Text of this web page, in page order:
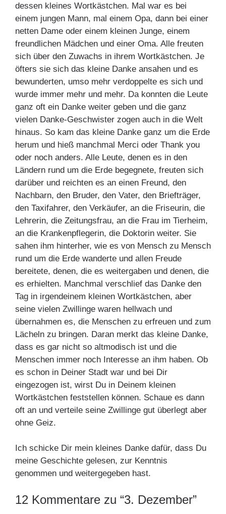
dessen kleines Wortkästchen. Mal war es bei
einem jungen Mann, mal einem Opa, dann bei einer
netten Dame oder einem kleinen Junge, einem
freundlichen Mädchen und einer Oma. Alle freuten
sich über den Zuwachs in ihrem Wortkästchen. Je
öfters sie sich das kleine Danke ansahen und es
bewunderten, umso mehr verdoppelte es sich und
wurde immer mehr und mehr. Da konnten die Leute
ganz oft ein Danke weiter geben und die ganz
vielen Danke-Geschwister zogen auch in die Welt
hinaus. So kam das kleine Danke ganz um die Erde
herum und hieß manchmal Merci oder Thank you
oder noch anders. Alle Leute, denen es in den
Ländern rund um die Erde begegnete, freuten sich
darüber und reichten es an einen Freund, den
Nachbarn, den Bruder, den Vater, den Briefträger,
den Taxifahrer, den Verkäufer, an die Friseurin, die
Lehrerin, die Zeitungsfrau, an die Frau im Tierheim,
an die Krankenpflegerin, die Doktorin weiter. Sie
sahen ihm hinterher, wie es von Mensch zu Mensch
rund um die Erde wanderte und allen Freude
bereitete, denen, die es weitergaben und denen, die
es erhielten. Manchmal verschlief das Danke den
Tag in irgendeinem kleinen Wortkästchen, aber
seine vielen Zwillinge waren hellwach und
übernahmen es, die Menschen zu erfreuen und zum
Lächeln zu bringen. Daran merkt das kleine Danke,
dass es gar nicht so altmodisch ist und die
Menschen immer noch Interesse an ihm haben. Ob
es schon in Deiner Stadt war und bei Dir
eingezogen ist, wirst Du in Deinem kleinen
Wortkästchen feststellen können. Schaue es dann
oft an und verteile seine Zwillinge gut überlegt aber
ohne Geiz.
Ich schicke Dir mein kleines Danke dafür, dass Du
meine Geschichte gelesen, zur Kenntnis
genommen und weitergegeben hast.
12 Kommentare zu “3. Dezember”